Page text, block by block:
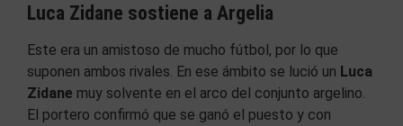
Luca Zidane sostiene a Argelia
Este era un amistoso de mucho fútbol, por lo que
suponen ambos rivales. En ese ámbito se lució un Luca
Zidane muy solvente en el arco del conjunto argelino.
El portero confirmó que se ganó el puesto y con